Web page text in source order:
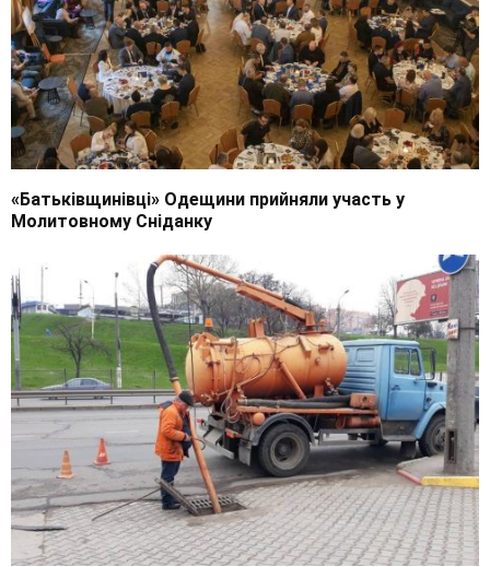
«Батьківщинівці» Одещини прийняли участь у
Молитовному Сніданку